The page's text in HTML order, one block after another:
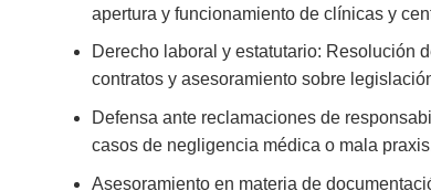
apertura y funcionamiento de clínicas y
Derecho laboral y estatutario: Resolución
contratos y asesoramiento sobre
Defensa ante reclamaciones de
casos de negligencia médica o mala
Asesoramiento en materia de